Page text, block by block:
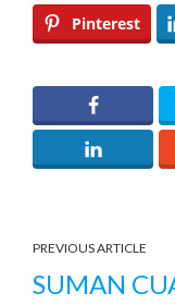
Pinterest
PREVIOUS ARTICLE
SUMAN